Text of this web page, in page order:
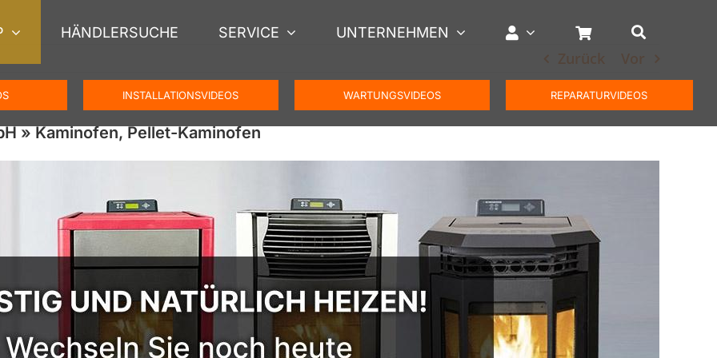
HÄNDLERSUCHE SERVICE UNTERNEHMEN
INSTALLATIONSVIDEOS WARTUNGSVIDEOS REPARATURVIDEOS
Zurück Vor
» Kaminofen, Pellet-Kaminofen